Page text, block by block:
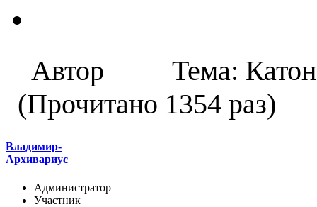
Автор
Тема:
(Прочитано 1354 раз)
Владимир-
Архивариус
Администратор
Участник